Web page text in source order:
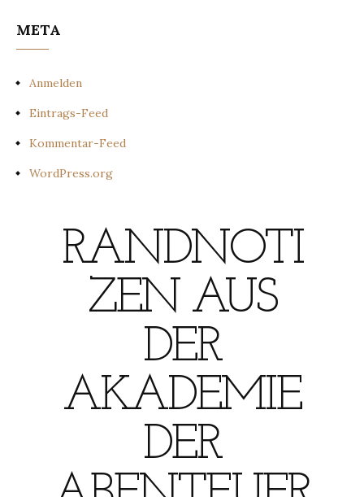
META
Anmelden
Eintrags-Feed
Kommentar-Feed
WordPress.org
RANDNOTI
ZEN AUS
DER
AKADEMIE
DER